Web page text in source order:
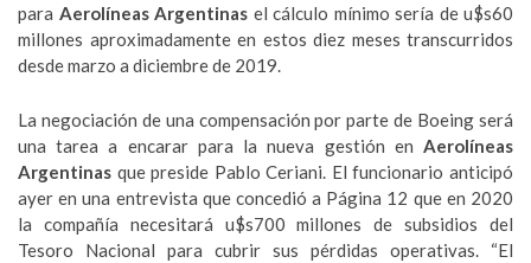
para Aerolíneas Argentinas el cálculo mínimo sería de u$s60
millones aproximadamente en estos diez meses transcurridos
desde marzo a diciembre de 2019.
La negociación de una compensación por parte de Boeing será
una tarea a encarar para la nueva gestión en Aerolíneas
Argentinas que preside Pablo Ceriani. El funcionario anticipó
ayer en una entrevista que concedió a Página 12 que en 2020
la compañía necesitará u$s700 millones de subsidios del
Tesoro Nacional para cubrir sus pérdidas operativas. “El